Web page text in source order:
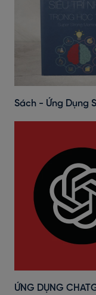
Sách - Ứng Dụng
ỨNG DỤNG